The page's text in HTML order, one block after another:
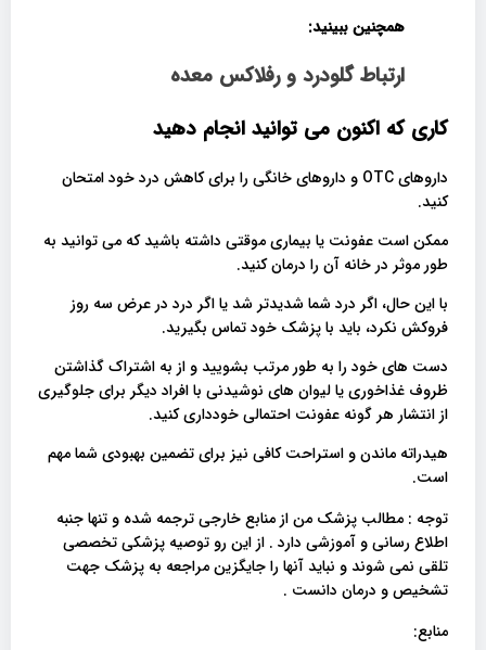
همچنین ببینید:
ارتباط گلودرد و رفلاکس معده
کاری که اکنون می توانید انجام دهید
داروهای OTC و داروهای خانگی را برای کاهش درد خود امتحان
کنید.
ممکن است عفونت یا بیماری موقتی داشته باشید که می توانید به
طور موثر در خانه آن را درمان کنید.
با این حال، اگر درد شما شدیدتر شد یا اگر درد در عرض سه روز
فروکش نکرد، باید با پزشک خود تماس بگیرید.
دست های خود را به طور مرتب بشویید و از به اشتراک گذاشتن
ظروف غذاخوری یا لیوان های نوشیدنی با افراد دیگر برای جلوگیری
از انتشار هر گونه عفونت احتمالی خودداری کنید.
هیدراته ماندن و استراحت کافی نیز برای تضمین بهبودی شما مهم
است.
توجه : مطالب پزشک من از منابع خارجی ترجمه شده و تنها جنبه
اطلاع رسانی و آموزشی دارد . از این رو توصیه پزشکی تخصصی
تلقی نمی شوند و نباید آنها را جایگزین مراجعه به پزشک جهت
تشخیص و درمان دانست .
منابع: